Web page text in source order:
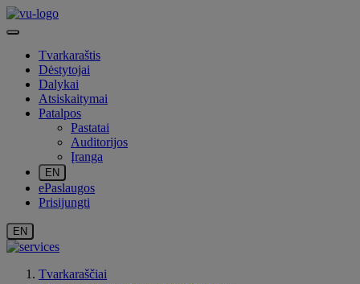
Tvarkaraštis
Dėstytojai
Dalykai
Atsiskaitymai
Patalpos
Pastatai
Auditorijos
Įranga
EN
ePaslaugos
Prisijungti
EN
Tvarkaraščiai